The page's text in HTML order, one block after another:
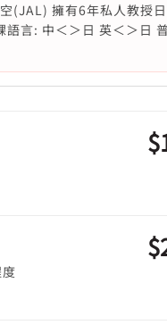
(JAL) 擁有6年私人教授
言: 中＜＞日 英＜＞日